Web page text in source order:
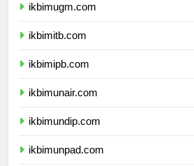
ikbimugm.com
ikbimitb.com
ikbimipb.com
ikbimunair.com
ikbimundip.com
ikbimunpad.com